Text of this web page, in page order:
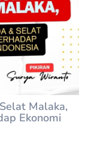
Malaka,
Ekonomi